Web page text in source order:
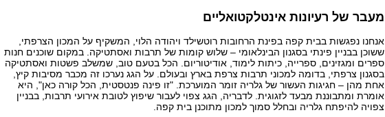
מעבר של רעיונות אינטלקטואליים
אנחנו נפגשות בבית קפה בפינת הרחובות רוטשילד ויהודה הלוי, המשקיף על המכון הצרפתי,
ששוכן בבניין פינתי בסגנון הבינלאומי – שלוש קומות של תרבות ואסתטיקה. במקום שוכנים חנות
ספרים ומגזינים, ספרייה, כיתות לימוד, אודיטוריום. הכל בטעם טוב, שמשלב פשטות ואסתטיקה
בסגנון צרפתי, בדומה למכוני תרבות צרפת בארץ ובעולם. על הגג נערכו זה מכבר מסיבות קיץ,
אחת מהן – חגיגות העשור של גלריה זומר המוערכת. "זו פינה פנטסטית, הכל קורה כאן", היא
אומרת ומתבוננת מבעד לזגוגית. לדבריה, הגג צפוי לעבור שיפוץ לטובת אירועי תרבות, בבניין
צפויה להיפתח גלריה ובחלל סמוך למכון מתוכנן בית קפה.